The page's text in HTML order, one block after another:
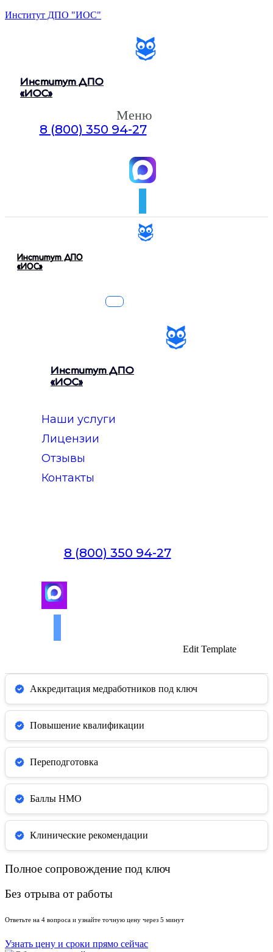
Институт ДПО "ИОС"
Институт ДПО
«ИОС»
Меню
8 (800) 350 94-27
Институт ДПО
«ИОС»
Институт ДПО
«ИОС»
Наши услуги
Лицензии
Отзывы
Контакты
8 (800) 350 94-27
Edit Template
Аккредитация медработников под ключ
Повышение квалификации
Переподготовка
Баллы НМО
Клинические рекомендации
Полное сопровождение под ключ
Без отрыва от работы
Ответьте на 4 вопроса и узнайте точную цену через 5 минут
Узнать цену и сроки прямо сейчас